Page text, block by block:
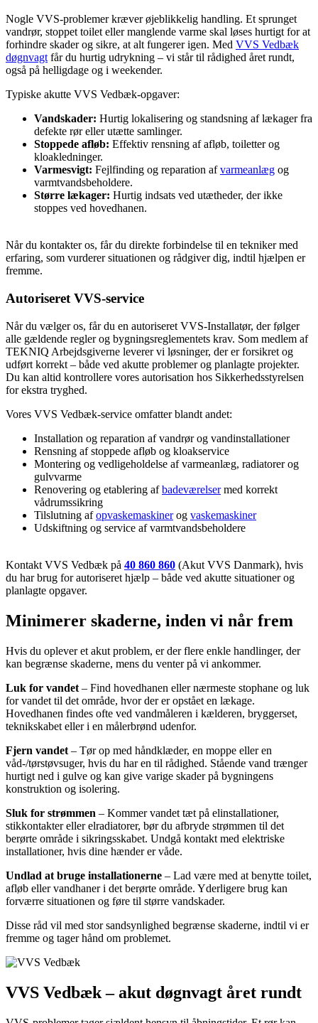
Nogle VVS-problemer kræver øjeblikkelig handling. Et sprunget
vandrør, stoppet toilet eller manglende varme skal løses hurtigt for at
forhindre skader og sikre, at alt fungerer igen. Med VVS Vedbæk
døgnvagtfår du hurtig udrykning – vi står til rådighed året rundt,
også på helligdage og i weekender.
Typiske akutte VVS Vedbæk-opgaver:
Vandskader: Hurtig lokalisering og standsning af lækager fra
defekte rør eller utætte samlinger.
Stoppede afløb: Effektiv rensning af afløb, toiletter og
kloakledninger.
Varmesvigt: Fejlfinding og reparation afvarmeanlæg og
varmtvandsbeholdere.
Større lækager: Hurtig indsats ved utætheder, der ikke
stoppes ved hovedhanen.
Når du kontakter os, får du direkte forbindelse til en tekniker med
erfaring, som vurderer situationen og rådgiver dig, indtil hjælpen er
fremme.
Autoriseret VVS-service
Når du vælger os, får du en autoriseret VVS-Installatør, der følger
alle gældende regler og bygningsreglementets krav. Som medlem af
TEKNIQ Arbejdsgiverne leverer vi løsninger, der er forsikret og
udført korrekt – både ved akutte problemer og planlagte projekter.
Du kan altid kontrollere vores autorisation hos Sikkerhedsstyrelsen
for ekstra tryghed.
Vores VVS Vedbæk-service omfatter blandt andet:
Installation og reparation af vandrør og vandinstallationer
Rensning af stoppede afløb og kloakservice
Montering og vedligeholdelse af varmeanlæg, radiatorer og
gulvvarme
Renovering og etablering afbadeværelsermed korrekt
vådrumssikring
Tilslutning afopvaskemaskinerog vaskemaskiner
Udskiftning og service af varmtvandsbeholdere
Kontakt VVS Vedbæk på 40 860 860 (Akut VVS Danmark), hvis
du har brug for autoriseret hjælp – både ved akutte situationer og
planlagte opgaver.
Minimerer skaderne, inden vi når frem
Hvis du oplever et akut problem, er der flere enkle handlinger, der
kan begrænse skaderne, mens du venter på vi ankommer.
Luk for vandet – Find hovedhanen eller nærmeste stophane og luk
for vandet til det område, hvor der er opstået en lækage.
Hovedhanen findes ofte ved vandmåleren i kælderen, bryggerset,
teknikskabet eller i en målerbrønd udenfor.
Fjern vandet – Tør op med håndklæder, en moppe eller en
våd-/tørstøvsuger, hvis du har en til rådighed. Stående vand trænger
hurtigt ned i gulve og kan give varige skader på bygningens
konstruktion og isolering.
Sluk for strømmen – Kommer vandet tæt på elinstallationer,
stikkontakter eller elradiatorer, bør du afbryde strømmen til det
berørte område i sikringsskabet. Undgå kontakt med elektriske
installationer, hvis dine hænder er våde.
Undlad at bruge installationerne – Lad være med at benytte toilet,
afløb eller vandhaner i det berørte område. Yderligere brug kan
forværre situationen og føre til større vandskader.
Disse råd vil med stor sandsynlighed begrænse skaderne, indtil vi er
fremme og tager hånd om problemet.
VVS Vedbæk – akut døgnvagt året rundt